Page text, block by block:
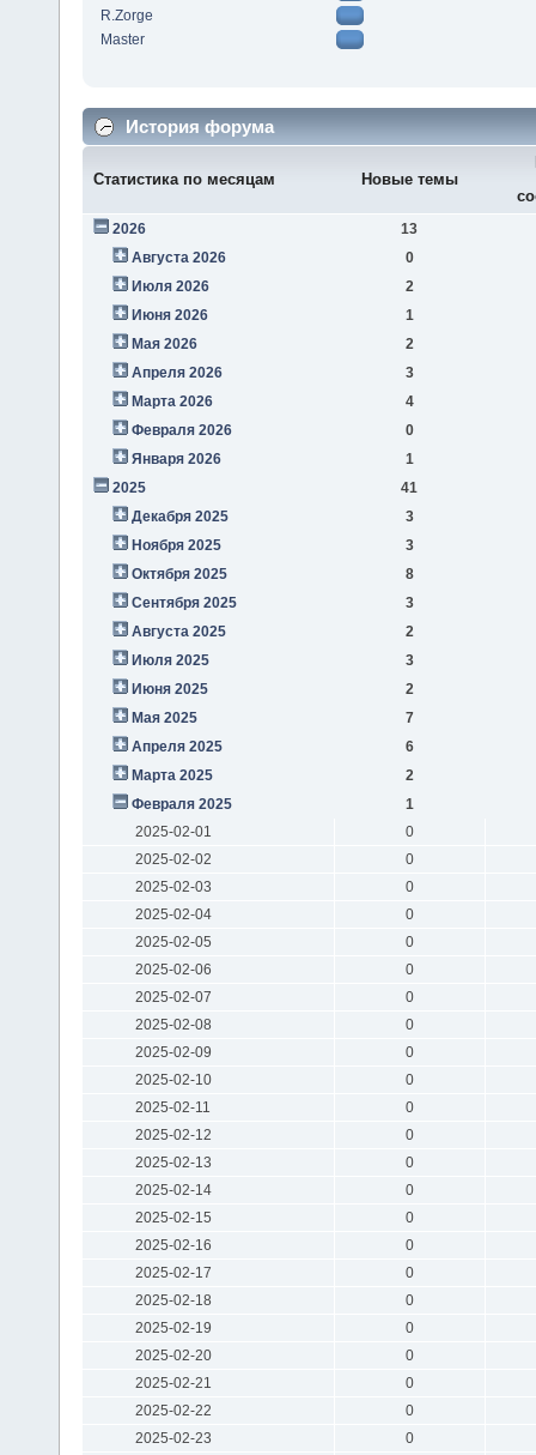
R.Zorge
Master
История форума
Статистика по месяцам Новые темы
2026
13
Августа 2026
0
Июля 2026
2
Июня 2026
1
Мая 2026
2
Апреля 2026
3
Марта 2026
4
Февраля 2026
0
Января 2026
1
2025
41
Декабря 2025
3
Ноября 2025
3
Октября 2025
8
Сентября 2025
3
Августа 2025
2
Июля 2025
3
Июня 2025
2
Мая 2025
7
Апреля 2025
6
Марта 2025
2
Февраля 2025
1
2025-02-01
0
2025-02-02
0
2025-02-03
0
2025-02-04
0
2025-02-05
0
2025-02-06
0
2025-02-07
0
2025-02-08
0
2025-02-09
0
2025-02-10
0
2025-02-11
0
2025-02-12
0
2025-02-13
0
2025-02-14
0
2025-02-15
0
2025-02-16
0
2025-02-17
0
2025-02-18
0
2025-02-19
0
2025-02-20
0
2025-02-21
0
2025-02-22
0
2025-02-23
0